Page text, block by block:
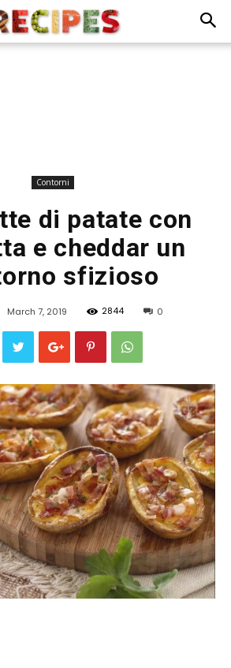
Contorni
di patate con
e cheddar un
sfizioso
March 7, 2019 2844 0